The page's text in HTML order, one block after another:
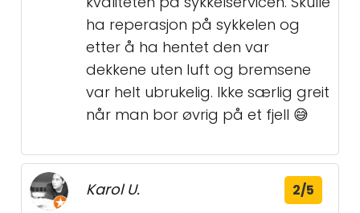
ha reperasjon på sykkelen og
etter å ha hentet den var
dekkene uten luft og bremsene
var helt ubrukelig. Ikke særlig greit
når man bor øvrig på et fjell 😅
Karol U. 2/5